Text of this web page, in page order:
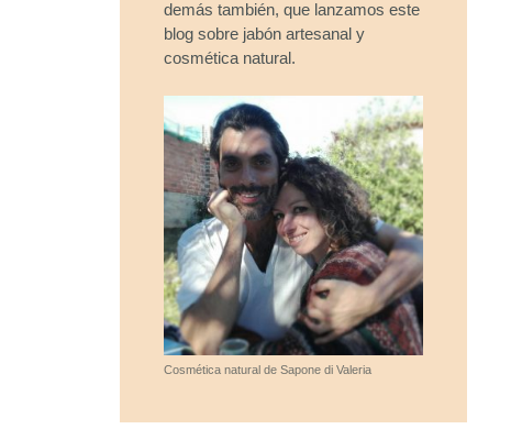
demás también, que lanzamos este
blog sobre jabón artesanal y
cosmética natural.
Cosmética natural de Sapone di Valeria